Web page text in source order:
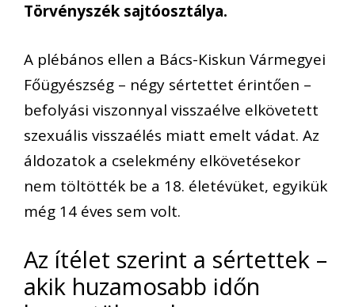
Törvényszék sajtóosztálya.
A plébános ellen a Bács-Kiskun Vármegyei
Főügyészség – négy sértettet érintően –
befolyási viszonnyal visszaélve elkövetett
szexuális visszaélés miatt emelt vádat. Az
áldozatok a cselekmény elkövetésekor
nem töltötték be a 18. életévüket, egyikük
még 14 éves sem volt.
Az ítélet szerint a sértettek –
akik huzamosabb időn